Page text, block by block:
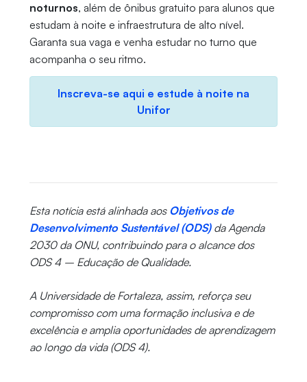
noturnos, além de ônibus gratuito para alunos que
estudam à noite e infraestrutura de alto nível.
Garanta sua vaga e venha estudar no turno que
acompanha o seu ritmo.
Inscreva-se aqui e estude à noite na
Unifor
Esta notícia está alinhada aos Objetivos de
Desenvolvimento Sustentável (ODS)da Agenda
2030 da ONU, contribuindo para o alcance dos
ODS 4 – Educação de Qualidade.
A Universidade de Fortaleza, assim, reforça seu
compromisso com uma formação inclusiva e de
excelência e amplia oportunidades de aprendizagem
ao longo da vida (ODS 4).